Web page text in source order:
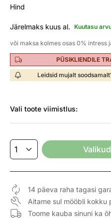
Hind
Järelmaks kuus al. Kuutasu
või maksa kolmes osas 0% intress
PÜSIKLIENDILE
Leidsid mujalt
Vali toote viimistlus:
14 päeva raha tagasi
Aitame sul mööbli kokku
Toome kauba sinuni ka